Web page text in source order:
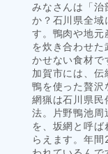
みなさんは「治
か？石川県全域
す。鴨肉や地元
を炊き合わせた
かせない食材で
加賀市には、伝
鴨を使った贅沢
網猟は石川県民
法。片野鴨池周
を、坂網と呼ば
らえます。年